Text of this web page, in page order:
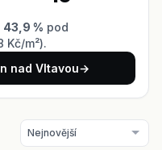
43,9 % pod
Kč/m²).
nad Vltavou→